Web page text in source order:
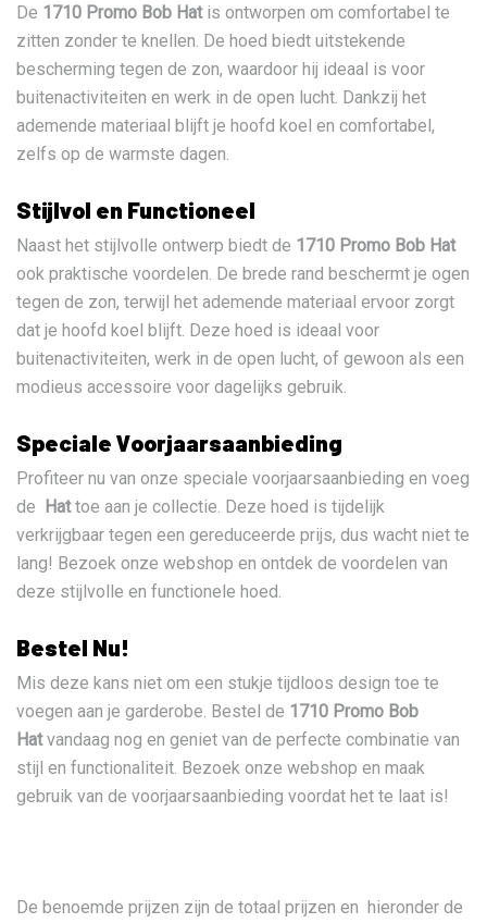
De 1710 Promo Bob Hatis ontworpen om comfortabel te
zitten zonder te knellen. De hoed biedt uitstekende
bescherming tegen de zon, waardoor hij ideaal is voor
buitenactiviteiten en werk in de open lucht. Dankzij het
ademende materiaal blijft je hoofd koel en comfortabel,
zelfs op de warmste dagen.
Stijlvol en Functioneel
Naast het stijlvolle ontwerp biedt de 1710 Promo Bob Hat
ook praktische voordelen. De brede rand beschermt je ogen
tegen de zon, terwijl het ademende materiaal ervoor zorgt
dat je hoofd koel blijft. Deze hoed is ideaal voor
buitenactiviteiten, werk in de open lucht, of gewoon als een
modieus accessoire voor dagelijks gebruik.
Speciale Voorjaarsaanbieding
Profiteer nu van onze speciale voorjaarsaanbieding en voeg
de Hattoe aan je collectie. Deze hoed is tijdelijk
verkrijgbaar tegen een gereduceerde prijs, dus wacht niet te
lang! Bezoek onze webshop en ontdek de voordelen van
deze stijlvolle en functionele hoed.
Bestel Nu!
Mis deze kans niet om een stukje tijdloos design toe te
voegen aan je garderobe. Bestel de 1710 Promo Bob
Hatvandaag nog en geniet van de perfecte combinatie van
stijl en functionaliteit. Bezoek onze webshop en maak
gebruik van de voorjaarsaanbieding voordat het te laat is!
De benoemde prijzen zijn de totaal prijzen en hieronder de